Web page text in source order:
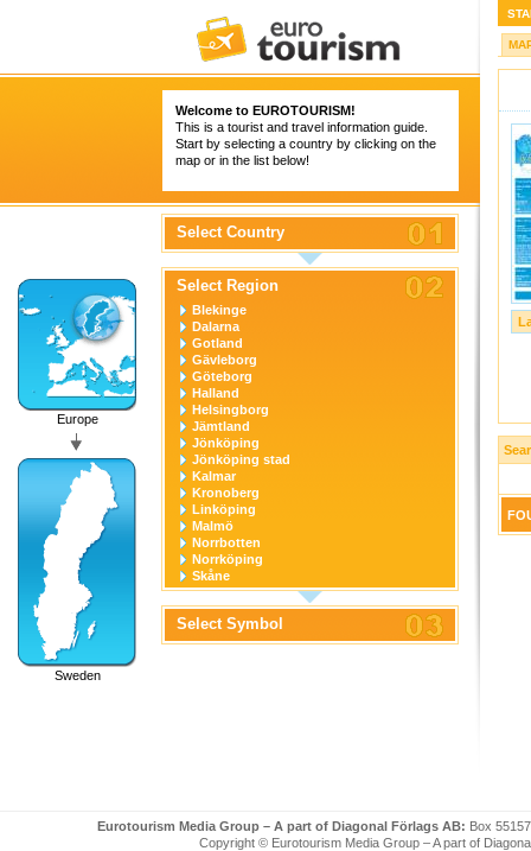
Welcome to EUROTOURISM!
This is a tourist and travel information guide.
Start by selecting a country by clicking on the
map or in the list below!
Europe
Sweden
Select Country
Select Region
Blekinge
Dalarna
Gotland
Gävleborg
Göteborg
Halland
Helsingborg
Jämtland
Jönköping
Jönköping stad
Kalmar
Kronoberg
Linköping
Malmö
Norrbotten
Norrköping
Skåne
Stockholm
Stockholm stad
Södermanland
Uppsala
Select Symbol
Eurotourism Media Group – A part of Diagonal Förlags AB: Box
Copyright © Eurotourism Media Group – A part of